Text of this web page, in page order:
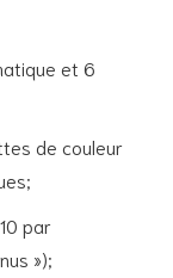
et 6
de couleur
par
»);